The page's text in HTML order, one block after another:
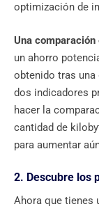
optimización de
Una comparación
un ahorro
obtenido tras
dos indicadores
hacer la
cantidad de
para aumentar
2. Descubre los
Ahora que tienes